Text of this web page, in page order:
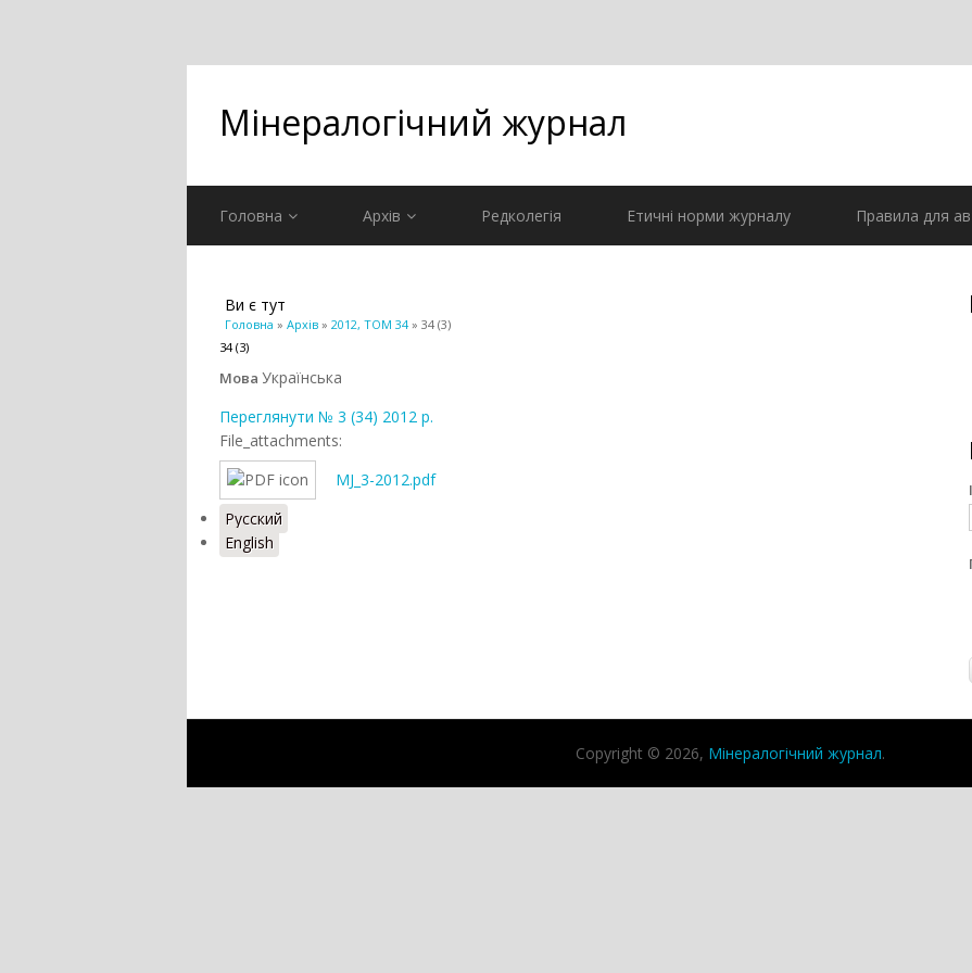
Мінералогічний журнал
Головна Архів Редколегія Етичні норми журналу Правила для
Ви є тут
Головна » Архів » 2012, ТОМ 34» 34 (3)
34 (3)
Мова Українська
Переглянути № 3 (34) 2012 р.
File_attachments:
MJ_3-2012.pdf
Русский
English
Copyright © 2026, Мінералогічний журнал.